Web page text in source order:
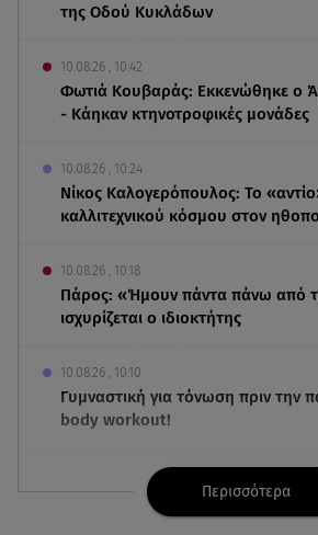
της Οδού Κυκλάδων
10.08.26 , 10:42
Φωτιά Κουβαράς: Εκκενώθηκε ο
- Κάηκαν κτηνοτροφικές μονάδες
10.08.26 , 10:24
Νίκος Καλογερόπουλος: Το
καλλιτεχνικού κόσμου στον
10.08.26 , 10:18
Πάρος: «Ήμουν πάντα πάνω από
ισχυρίζεται ο ιδιοκτήτης
10.08.26 , 10:10
Γυμναστική για τόνωση πριν την
body workout!
Ξεκινά η μαζική παραγωγή της
Περισσότερα